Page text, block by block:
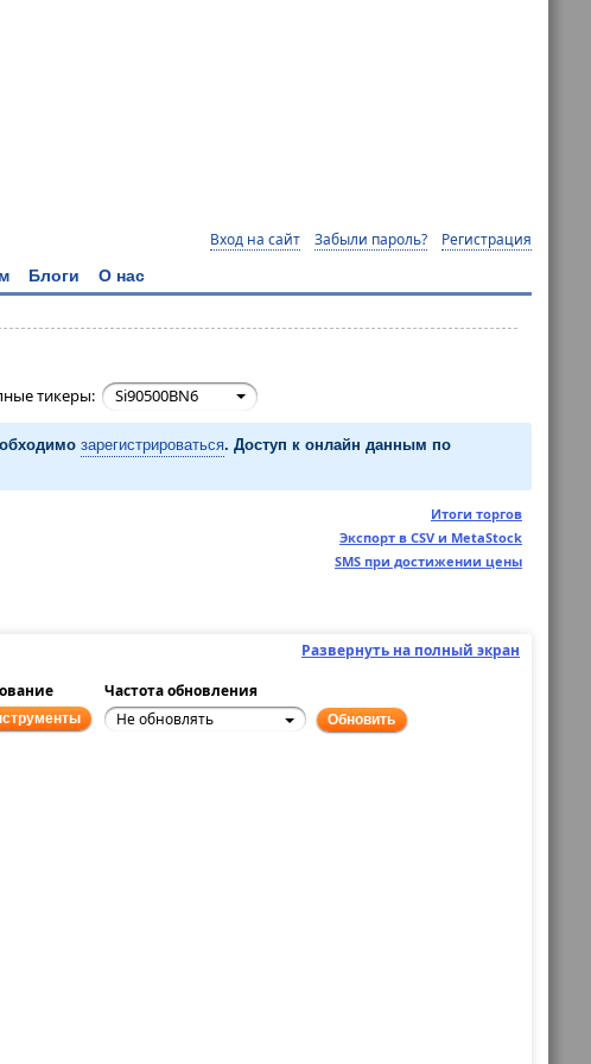
Вход на сайт Забыли пароль? Регистрация
Блоги О нас
тикеры: Si90500BN6
зарегистрироваться. Доступ к онлайн данным по
Итоги торгов
Экспорт в CSV и MetaStock
SMS при достижении цены
Развернуть на полный экран
Частота обновления
Не обновлять Обновить